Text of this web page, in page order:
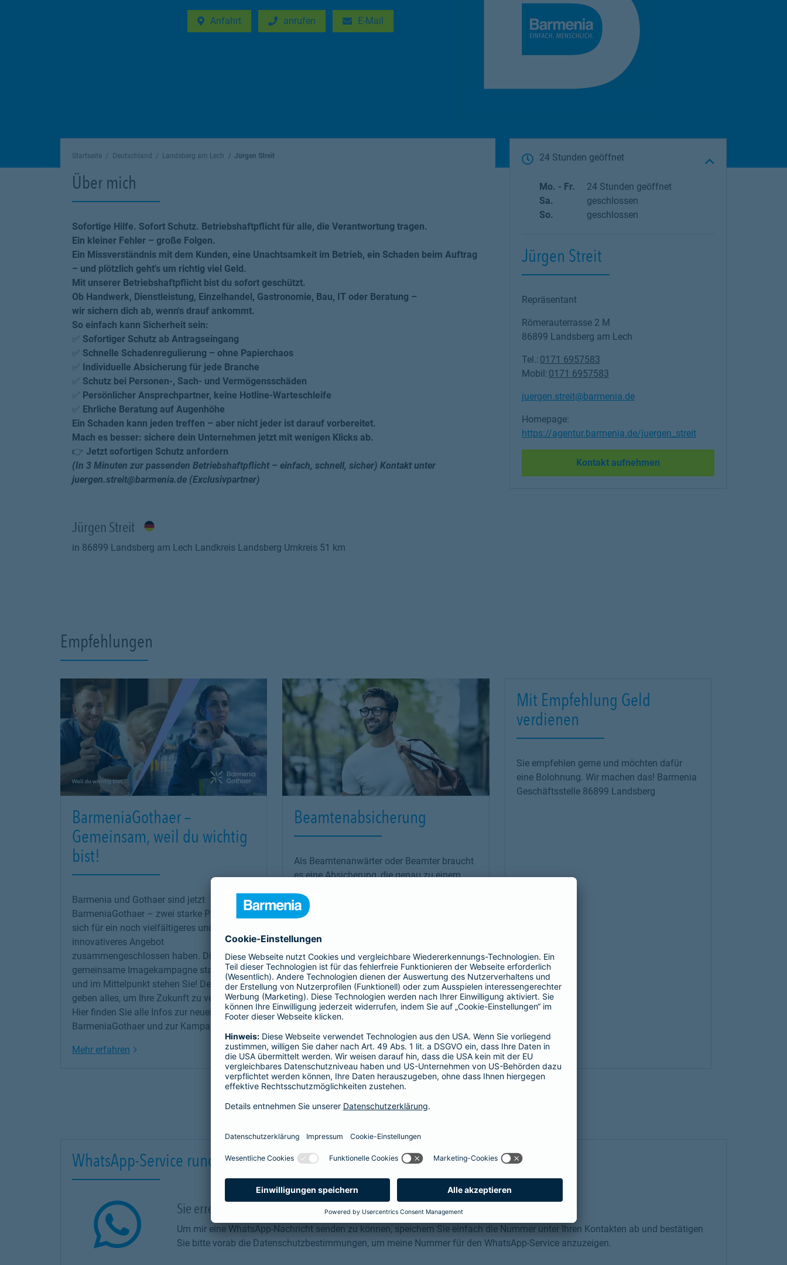
Anfahrt
Link Opens in New Tabanrufen E-Mail
Link Opens in New Tab
Startseite Deutschland Landsberg am Lech Jürgen Streit
Über mich
Sofortige Hilfe. Sofort Schutz. Betriebshaftpflicht für alle, die Verantwortung tragen.
Ein kleiner Fehler – große Folgen.
Ein Missverständnis mit dem Kunden, eine Unachtsamkeit im Betrieb, ein Schaden beim Auftrag
– und plötzlich geht's um richtig viel Geld.
Mit unserer Betriebshaftpflicht bist du sofort geschützt.
Ob Handwerk, Dienstleistung, Einzelhandel, Gastronomie, Bau, IT oder Beratung –
wir sichern dich ab, wenn's drauf ankommt.
So einfach kann Sicherheit sein:
✅ Sofortiger Schutz ab Antragseingang
✅ Schnelle Schadenregulierung – ohne Papierchaos
✅ Individuelle Absicherung für jede Branche
✅ Schutz bei Personen-, Sach- und Vermögensschäden
✅ Persönlicher Ansprechpartner, keine Hotline-Warteschleife
✅ Ehrliche Beratung auf Augenhöhe
Ein Schaden kann jeden treffen – aber nicht jeder ist darauf vorbereitet.
Mach es besser: sichere dein Unternehmen jetzt mit wenigen Klicks ab.
👉 Jetzt sofortigen Schutz anfordern
(In 3 Minuten zur passenden Betriebshaftpflicht – einfach, schnell, sicher) Kontakt unter
juergen.streit@barmenia.de (Exclusivpartner)
Jürgen Streit
in 86899 Landsberg am Lech Landkreis Landsberg Umkreis 51 km
24 Stunden geöffnet
Wochentag Öffnungszeiten
Mo. - Fr.
24 Stunden geöffnet
Sa.
geschlossen
So.
geschlossen
Jürgen Streit
Repräsentant
Römerauterrasse 2 M
86899 Landsberg am Lech
Tel.: 0171 6957583
Mobil: 0171 6957583
juergen.streit@barmenia.de
Homepage:
https://agentur.barmenia.de/juergen_streit
Kontakt aufnehmenLink Opens in New Tab
Empfehlungen
BarmeniaGothaer –
Gemeinsam, weil du wichtig
bist!
Barmenia und Gothaer sind jetzt
BarmeniaGothaer – zwei starke Partner, die
sich für ein noch vielfältigeres und
innovativeres Angebot
zusammengeschlossen haben. Die erste
gemeinsame Imagekampagne startet jetzt –
und im Mittelpunkt stehen Sie! Denn wir
geben alles, um Ihre Zukunft zu versichern!
Hier finden Sie alle Infos zur neuen
BarmeniaGothaer und zur Kampagne.
Mehr erfahren Link Opens in New Tab
Beamtenabsicherung
Als Beamtenanwärter oder Beamter braucht
es eine Absicherung, die genau zu einem
für Beamtenanwärter und Beamte. Sie
ergänzt den Schutz der individuellen Beihilfe
genau an die Bedürfnisse an.
Mehr erfahrenLink Opens in New Tab
Mit Empfehlung Geld
verdienen
Sie empfehlen gerne und möchten dafür
eine Bolohnung. Wir machen das! Barmenia
Geschäftsstelle 86899 Landsberg
WhatsApp-Service rund um Ihre Versicherung
Sie erreichen mich auch über WhatsApp
Um mir eine WhatsApp-Nachricht senden zu können, speichern Sie einfach die Nummer unter Ihren Kontakten ab und bestätigen
Sie bitte vorab die Datenschutzbestimmungen, um meine Nummer für den WhatsApp-Service anzuzeigen.